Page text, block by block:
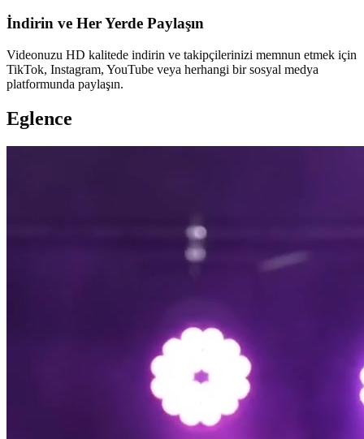
İndirin ve Her Yerde Paylaşın
Videonuzu HD kalitede indirin ve takipçilerinizi memnun etmek için
TikTok, Instagram, YouTube veya herhangi bir sosyal medya
platformunda paylaşın.
Eglence